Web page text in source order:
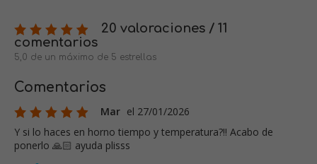
20 valoraciones / 11
comentarios
5,0 de un máximo de 5 estrellas
Comentarios
Mar el 27/01/2026
Y si lo haces en horno tiempo y temperatura?!! Acabo de
ponerlo 🙏🏻 ayuda plisss